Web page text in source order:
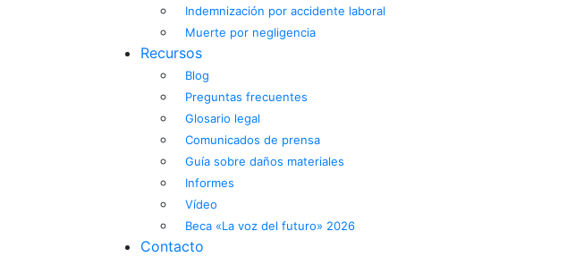
Indemnización por accidente laboral
Muerte por negligencia
Recursos
Blog
Preguntas frecuentes
Glosario legal
Comunicados de prensa
Guía sobre daños materiales
Informes
Vídeo
Beca «La voz del futuro» 2026
Contacto